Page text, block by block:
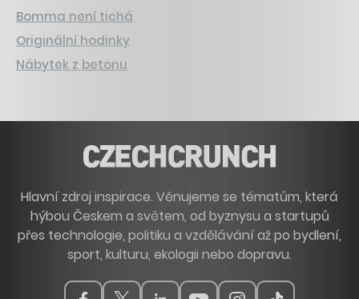
Bomma není tichá
Originální hodinky
Nábytek z betonu
Hlavní zdroj inspirace. Věnujeme se tématům, která
hýbou Českem a světem, od byznysu a startupů
přes technologie, politiku a vzdělávání až po bydlení,
sport, kulturu, ekologii nebo dopravu.